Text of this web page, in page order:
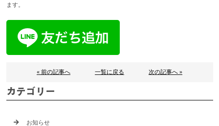
ます。
« 前の記事へ 一覧に戻る 次の記事へ »
カテゴリー
お知らせ